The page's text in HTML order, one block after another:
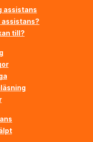
assistans
assistans?
till?